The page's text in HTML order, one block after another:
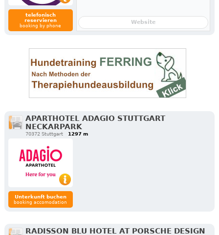
telefonisch
reservieren
booking by phone
Website
APARTHOTEL ADAGIO STUTTGART
NECKARPARK
70372 Stuttgart 1297 m
Unterkunft buchen
booking accomodation
RADISSON BLU HOTEL AT PORSCHE DESIGN